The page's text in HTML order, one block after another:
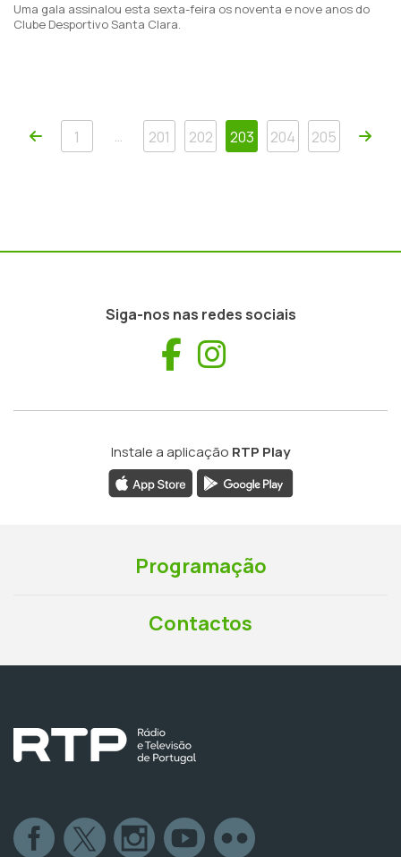
Uma gala assinalou esta sexta-feira os noventa e nove anos do
Clube Desportivo Santa Clara.
Anterior
1 … 201 202 203 204 205
Siga-nos nas redes sociais
Facebook
Instale a aplicação RTP Play
Programação
Contactos